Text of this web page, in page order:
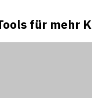
für mehr